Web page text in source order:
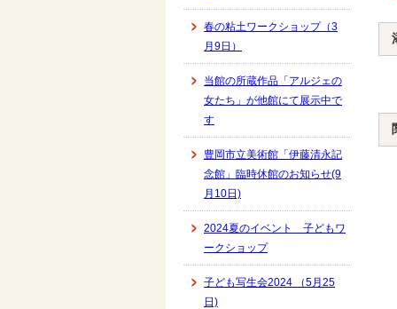
春の粘土ワークショップ（3
月9日）
当館の所蔵作品「アルジェの
女たち」が他館にて展示中で
す
豊岡市立美術館「伊藤清永記
念館」臨時休館のお知らせ(9
月10日)
2024夏のイベント 子どもワ
ークショップ
子ども写生会2024 （5月25
日)